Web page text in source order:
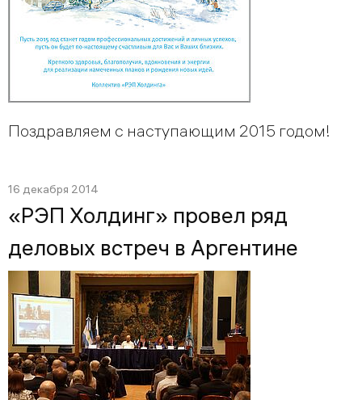
Поздравляем с наступающим 2015 годом!
16 декабря 2014
«РЭП Холдинг» провел ряд
деловых встреч в Аргентине